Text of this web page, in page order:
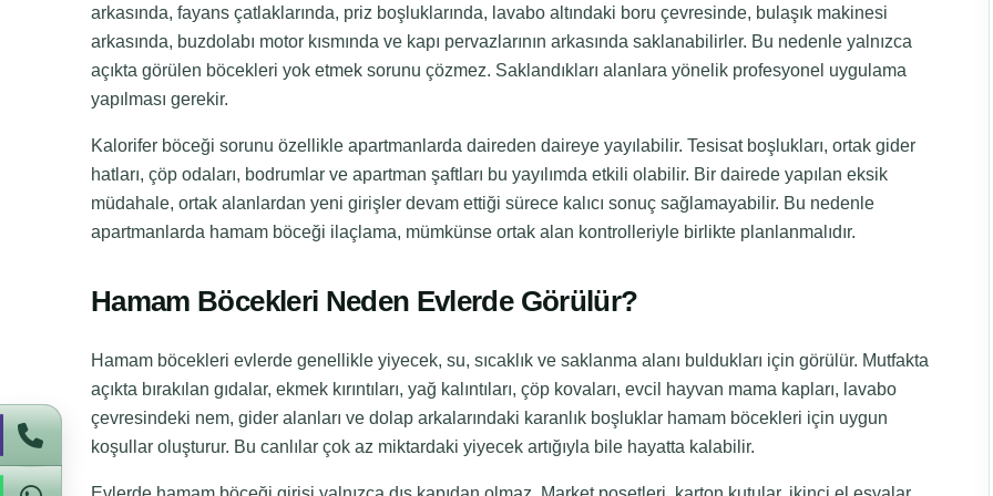
arkasında, fayans çatlaklarında, priz boşluklarında, lavabo altındaki boru çevresinde, bulaşık makinesi
arkasında, buzdolabı motor kısmında ve kapı pervazlarının arkasında saklanabilirler. Bu nedenle yalnızca
açıkta görülen böcekleri yok etmek sorunu çözmez. Saklandıkları alanlara yönelik profesyonel uygulama
yapılması gerekir.
Kalorifer böceği sorunu özellikle apartmanlarda daireden daireye yayılabilir. Tesisat boşlukları, ortak gider
hatları, çöp odaları, bodrumlar ve apartman şaftları bu yayılımda etkili olabilir. Bir dairede yapılan eksik
müdahale, ortak alanlardan yeni girişler devam ettiği sürece kalıcı sonuç sağlamayabilir. Bu nedenle
apartmanlarda hamam böceği ilaçlama, mümkünse ortak alan kontrolleriyle birlikte planlanmalıdır.
Hamam Böcekleri Neden Evlerde Görülür?
Hamam böcekleri evlerde genellikle yiyecek, su, sıcaklık ve saklanma alanı buldukları için görülür. Mutfakta
açıkta bırakılan gıdalar, ekmek kırıntıları, yağ kalıntıları, çöp kovaları, evcil hayvan mama kapları, lavabo
çevresindeki nem, gider alanları ve dolap arkalarındaki karanlık boşluklar hamam böcekleri için uygun
koşullar oluşturur. Bu canlılar çok az miktardaki yiyecek artığıyla bile hayatta kalabilir.